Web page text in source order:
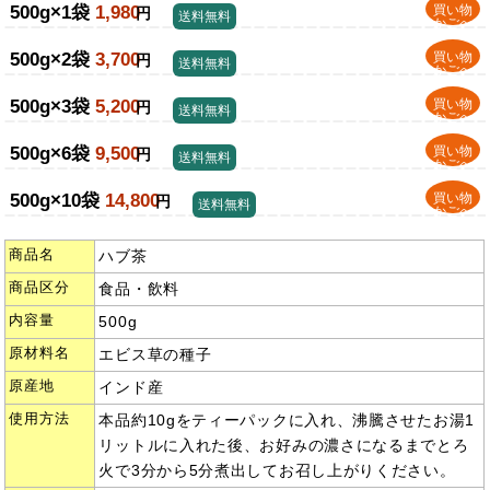
500g×1袋 1,980円
買い物
かごへ
送料無料
500g×2袋 3,700円
買い物
かごへ
送料無料
500g×3袋 5,200円
買い物
かごへ
送料無料
500g×6袋 9,500円
買い物
かごへ
送料無料
500g×10袋 14,800円
買い物
かごへ
送料無料
商品名 ハブ茶
商品区分 食品・飲料
内容量 500g
原材料名 エビス草の種子
原産地 インド産
使用方法
本品約10gをティーパックに入れ、沸騰させたお湯1
リットルに入れた後、お好みの濃さになるまでとろ
火で3分から5分煮出してお召し上がりください。